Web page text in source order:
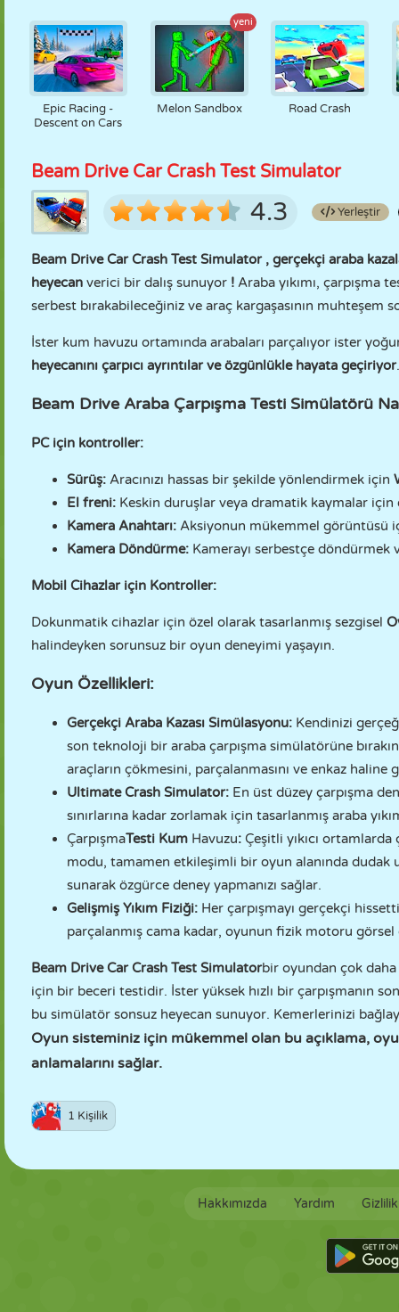
Epic Racing -
Descent on Cars
yeni
Melon Sandbox Road Crash
Beam Drive Car Crash Test Simulator
4.3 Yerleştir
Beam Drive Car Crash Test Simulator , gerçekçi araba
heyecan verici bir dalış sunuyor ! Araba yıkımı, çarpışma
serbest bırakabileceğiniz ve araç kargaşasının
İster kum havuzu ortamında arabaları parçalıyor ister
heyecanını çarpıcı ayrıntılar ve özgünlükle hayata geçiriyor.
Beam Drive Araba Çarpışma Testi Simülatörü
PC için kontroller:
Sürüş: Aracınızı hassas bir şekilde yönlendirmek için
El freni: Keskin duruşlar veya dramatik kaymalar
Kamera Anahtarı: Aksiyonun mükemmel görüntüsü
Kamera Döndürme: Kamerayı serbestçe döndürmek
Mobil Cihazlar için Kontroller:
Dokunmatik cihazlar için özel olarak tasarlanmış sezgisel
halindeyken sorunsuz bir oyun deneyimi yaşayın.
Oyun Özellikleri:
Gerçekçi Araba Kazası Simülasyonu: Kendinizi
son teknoloji bir araba çarpışma simülatörüne
araçların çökmesini, parçalanmasını ve enkaz haline
Ultimate Crash Simulator: En üst düzey çarpışma
sınırlarına kadar zorlamak için tasarlanmış araba
ÇarpışmaTesti Kum Havuzu: Çeşitli yıkıcı
modu, tamamen etkileşimli bir oyun alanında
sunarak özgürce deney yapmanızı sağlar.
Gelişmiş Yıkım Fiziği: Her çarpışmayı gerçekçi
parçalanmış cama kadar, oyunun fizik motoru
Beam Drive Car Crash Test Simulatorbir oyundan çok daha
için bir beceri testidir. İster yüksek hızlı bir çarpışmanın
bu simülatör sonsuz heyecan sunuyor. Kemerlerinizi
Oyun sisteminiz için mükemmel olan bu açıklama,
anlamalarını sağlar.
1 Kişilik
Hakkımızda Yardım